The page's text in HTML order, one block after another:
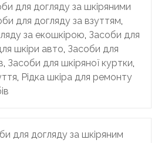
для догляду за шкіряними
для догляду за взуттям,
за екошкірою, Засоби для
шкіри авто, Засоби для
, Засоби для шкіряної куртки,
, Рідка шкіра для ремонту
для догляду за шкіряним